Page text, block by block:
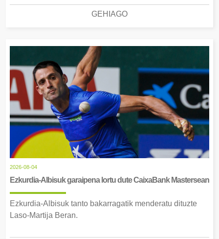
GEHIAGO
2026-08-04
Ezkurdia-Albisuk garaipena lortu dute CaixaBank Mastersean
Ezkurdia-Albisuk tanto bakarragatik menderatu dituzte
Laso-Martija Beran.